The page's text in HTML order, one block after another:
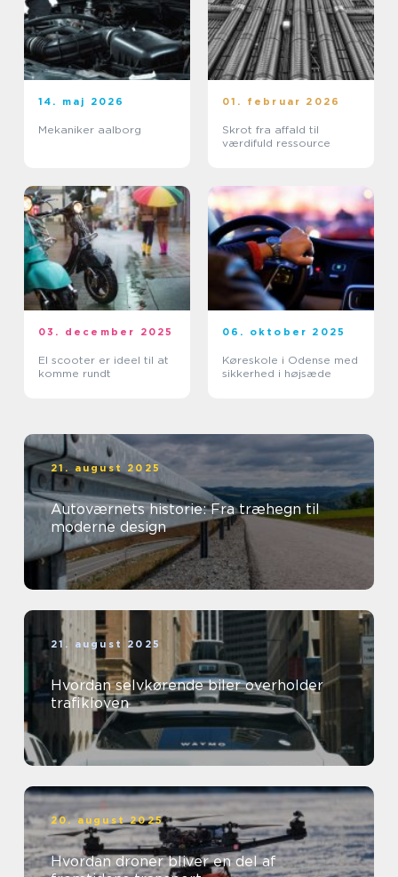
14. maj 2026
Mekaniker aalborg
01. februar 2026
Skrot fra affald til
værdifuld ressource
03. december 2025
El scooter er ideel til at
komme rundt
06. oktober 2025
Køreskole i Odense med
sikkerhed i højsæde
21. august 2025
Autoværnets historie: Fra træhegn til
moderne design
21. august 2025
Hvordan selvkørende biler overholder
trafikloven
20. august 2025
Hvordan droner bliver en del af